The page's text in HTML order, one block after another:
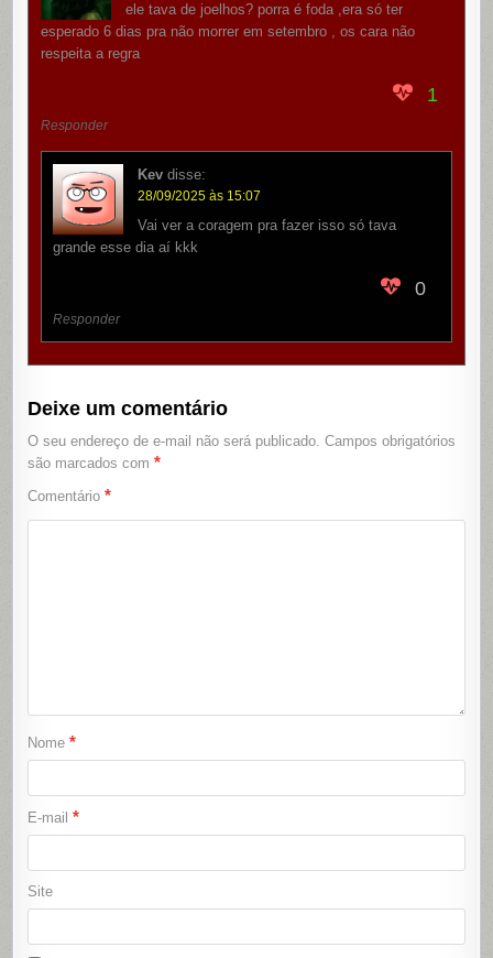
ele tava de joelhos? porra é foda ,era só ter
esperado 6 dias pra não morrer em setembro , os cara não
respeita a regra
1
Responder
Kev disse:
28/09/2025 às 15:07
Vai ver a coragem pra fazer isso só tava
grande esse dia aí kkk
0
Responder
Deixe um comentário
O seu endereço de e-mail não será publicado. Campos obrigatórios
são marcados com*
Comentário*
Nome*
E-mail*
Site